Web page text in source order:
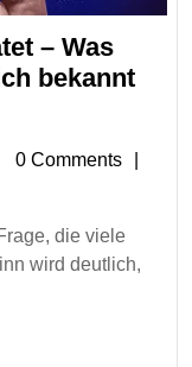
– Was
bekannt
0 Comments
die viele
wird deutlich,